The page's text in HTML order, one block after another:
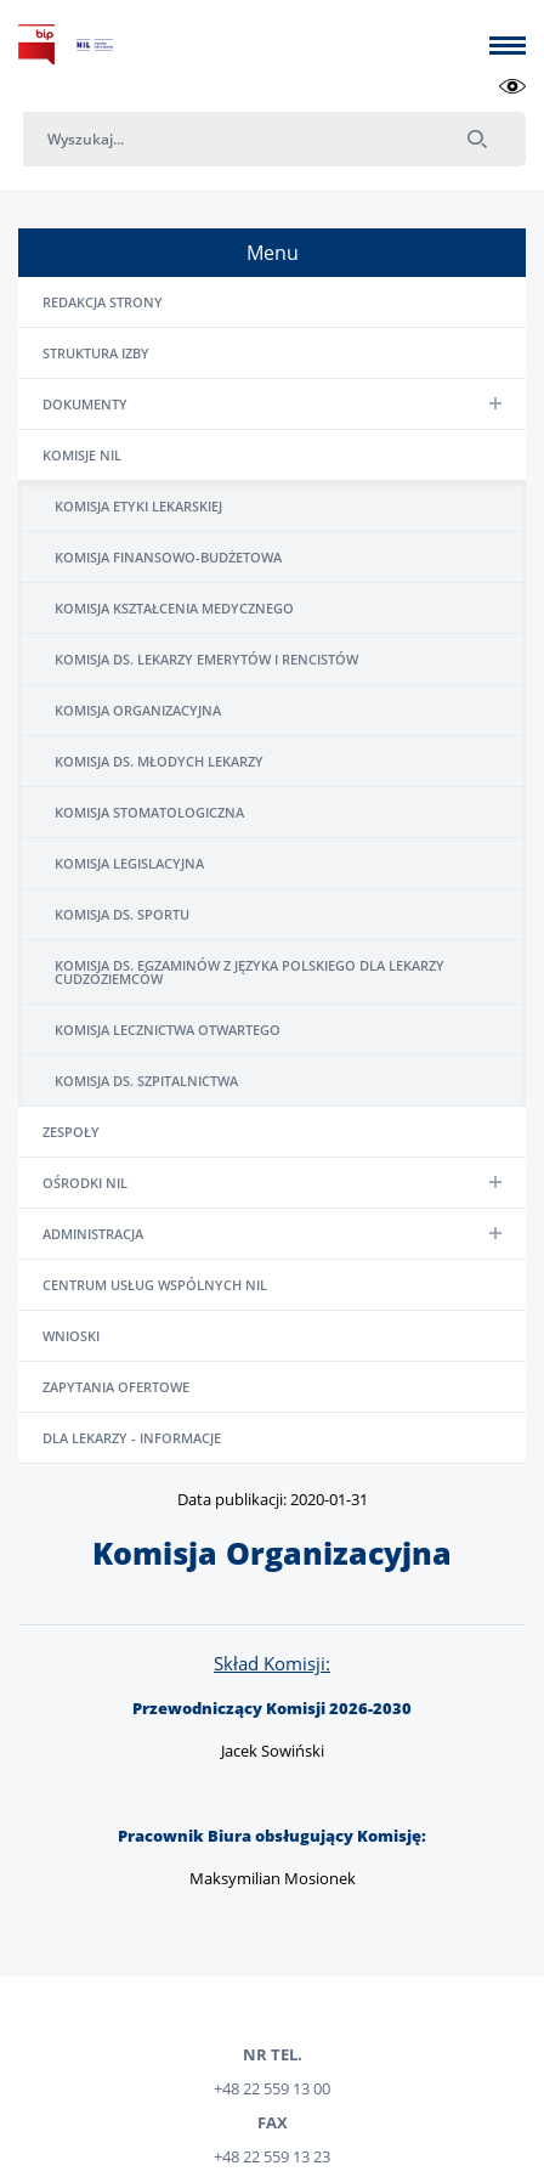
Menu
REDAKCJA STRONY
STRUKTURA IZBY
DOKUMENTY
KOMISJE NIL
KOMISJA ETYKI LEKARSKIEJ
KOMISJA FINANSOWO-BUDŻETOWA
KOMISJA KSZTAŁCENIA MEDYCZNEGO
KOMISJA DS. LEKARZY EMERYTÓW I RENCISTÓW
KOMISJA ORGANIZACYJNA
KOMISJA DS. MŁODYCH LEKARZY
KOMISJA STOMATOLOGICZNA
KOMISJA LEGISLACYJNA
KOMISJA DS. SPORTU
KOMISJA DS. EGZAMINÓW Z JĘZYKA POLSKIEGO DLA LEKARZY
CUDZOZIEMCÓW
KOMISJA LECZNICTWA OTWARTEGO
KOMISJA DS. SZPITALNICTWA
ZESPOŁY
OŚRODKI NIL
ADMINISTRACJA
CENTRUM USŁUG WSPÓLNYCH NIL
WNIOSKI
ZAPYTANIA OFERTOWE
DLA LEKARZY - INFORMACJE
Data publikacji: 2020-01-31
Komisja Organizacyjna
Skład Komisji:
Przewodniczący Komisji 2026-2030
Jacek Sowiński
Pracownik Biura obsługujący Komisję:
Maksymilian Mosionek
NR TEL.
+48 22 559 13 00
FAX
+48 22 559 13 23